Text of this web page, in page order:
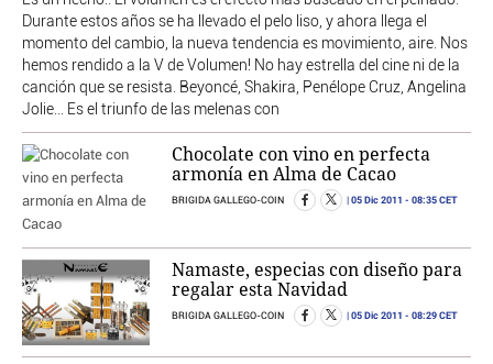
Durante estos años se ha llevado el pelo liso, y ahora llega el
momento del cambio, la nueva tendencia es movimiento, aire. Nos
hemos rendido a la V de Volumen! No hay estrella del cine ni de la
canción que se resista. Beyoncé, Shakira, Penélope Cruz, Angelina
Jolie... Es el triunfo de las melenas con
Chocolate con vino en perfecta
armonía en Alma de Cacao
BRIGIDA GALLEGO-COIN 05 Dic 2011 - 08:35 CET
Namaste, especias con diseño para
regalar esta Navidad
BRIGIDA GALLEGO-COIN 05 Dic 2011 - 08:29 CET